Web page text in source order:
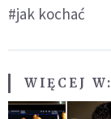
#jak kochać
WIĘCEJ W: